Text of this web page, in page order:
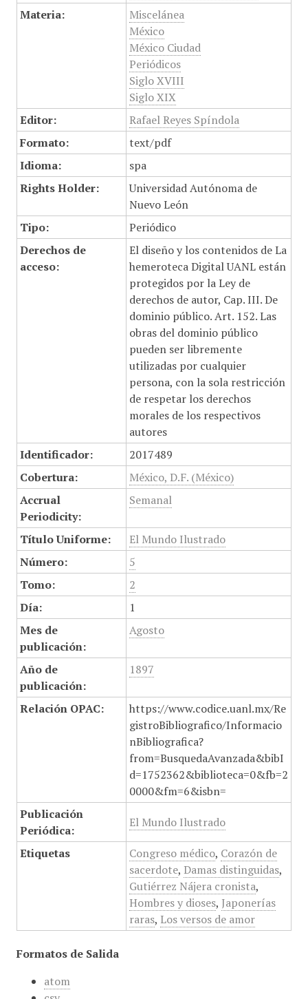
Materia:
Miscelánea
México
México Ciudad
Periódicos
Siglo XVIII
Siglo XIX
Editor:
Rafael Reyes Spíndola
Formato:
text/pdf
Idioma:
spa
Rights Holder:
Universidad Autónoma de
Nuevo León
Tipo:
Periódico
Derechos de
acceso:
El diseño y los contenidos de La
hemeroteca Digital UANL están
protegidos por la Ley de
derechos de autor, Cap. III. De
dominio público. Art. 152. Las
obras del dominio público
pueden ser libremente
utilizadas por cualquier
persona, con la sola restricción
de respetar los derechos
morales de los respectivos
autores
Identificador:
2017489
Cobertura:
México, D.F. (México)
Accrual
Periodicity:
Semanal
Título Uniforme:
El Mundo Ilustrado
Número:
5
Tomo:
2
Día:
1
Mes de
publicación:
Agosto
Año de
publicación:
1897
Relación OPAC:
https://www.codice.uanl.mx/Re
gistroBibliografico/Informacio
nBibliografica?
from=BusquedaAvanzada&bibI
d=1752362&biblioteca=0&fb=2
0000&fm=6&isbn=
Publicación
Periódica:
El Mundo Ilustrado
Etiquetas Congreso médico, Corazón de
sacerdote, Damas distinguidas,
Gutiérrez Nájera cronista,
Hombres y dioses, Japonerías
raras, Los versos de amor
Formatos de Salida
atom